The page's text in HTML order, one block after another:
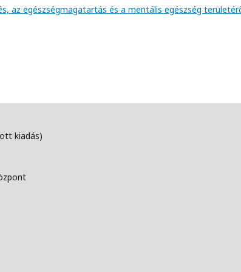
az egészségmagatartás és a mentális egészség
kiadás)